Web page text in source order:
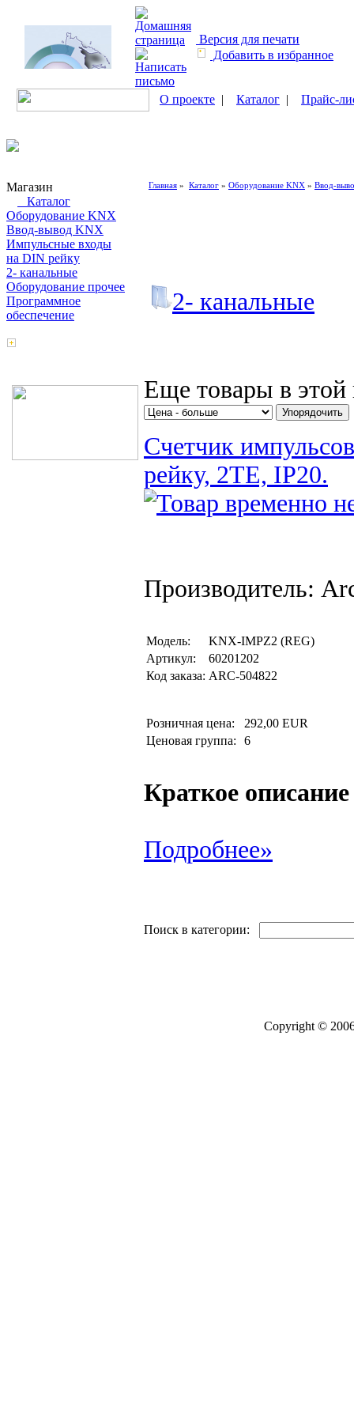
Версия для печати
Добавить в избранное
О проекте | Каталог | Прайс-
Магазин
Каталог
Оборудование KNX
Ввод-вывод KNX
Импульсные входы
на DIN рейку
2- канальные
Оборудование прочее
Программное
обеспечение
Главная » Каталог » Оборудование KNX » Ввод-
2- канальные
Еще товары в этой
Счетчик
рейку, 2TE, IP20.
Производитель:
Модель:
KNX-IMPZ2 (REG)
Артикул:
60201202
Код заказа: ARC-504822
Розничная цена:
292,00 EUR
Ценовая группа:
6
Краткое описание
Подробнее»
Поиск в категории:
Copyright ©